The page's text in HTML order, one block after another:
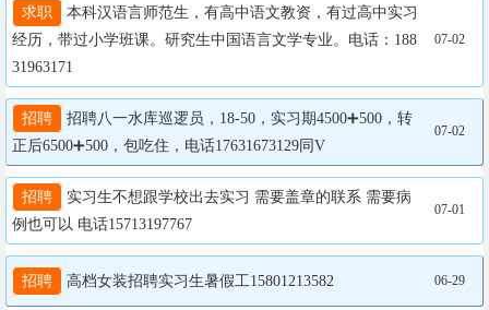
求职
本科汉语言师范生，有高中语文教资，有过高中实习
经历，带过小学班课。研究生中国语言文学专业。电话：188
31963171
07-02
招聘
招聘八一水库巡逻员，18-50，实习期4500➕500，转
正后6500➕500，包吃住，电话17631673129同V
07-02
招聘
实习生不想跟学校出去实习 需要盖章的联系 需要病
例也可以 电话15713197767
07-01
招聘 高档女装招聘实习生暑假工15801213582 06-29